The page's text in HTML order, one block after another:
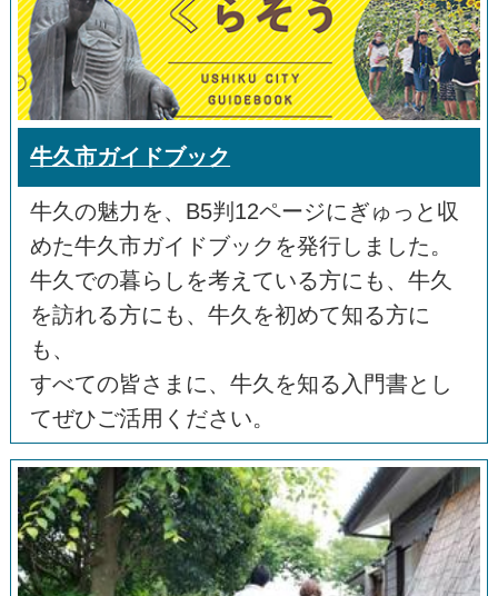
牛久市ガイドブック
牛久の魅力を、B5判12ページにぎゅっと収
めた牛久市ガイドブックを発行しました。
牛久での暮らしを考えている方にも、牛久
を訪れる方にも、牛久を初めて知る方に
も、
すべての皆さまに、牛久を知る入門書とし
てぜひご活用ください。